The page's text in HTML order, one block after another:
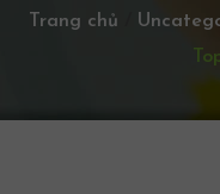
Trang chủ